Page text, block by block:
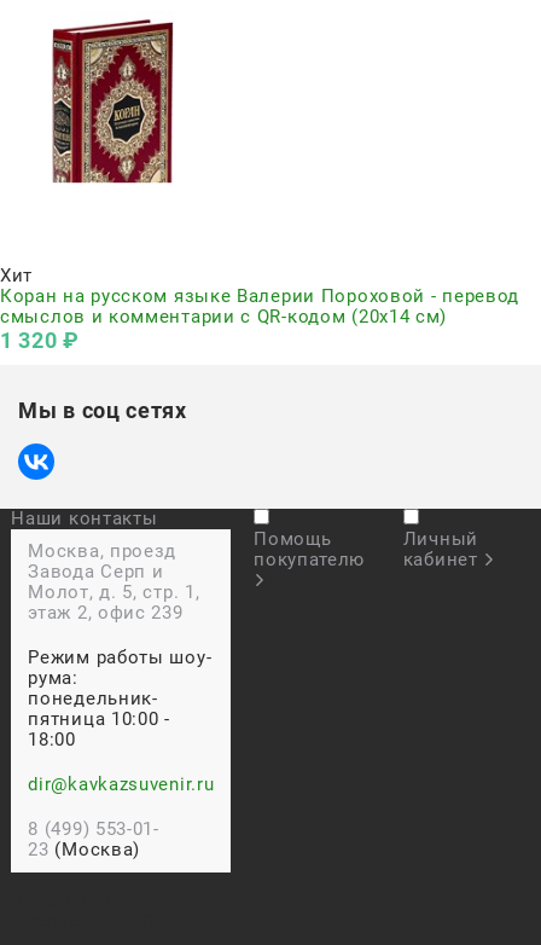
Хит
Коран на русском языке Валерии Пороховой - перевод
смыслов и комментарии с QR-кодом (20х14 см)
1 320 ₽
Мы в соц сетях
Наши контакты
Москва, проезд
Завода Серп и
Молот, д. 5, стр. 1,
этаж 2, офис 239
Режим работы шоу-
рума:
понедельник-
пятница 10:00 -
18:00
dir@kavkazsuvenir.ru
8 (499) 553-01-
23 (Москва)
Помощь
покупателю
Личный
кабинет